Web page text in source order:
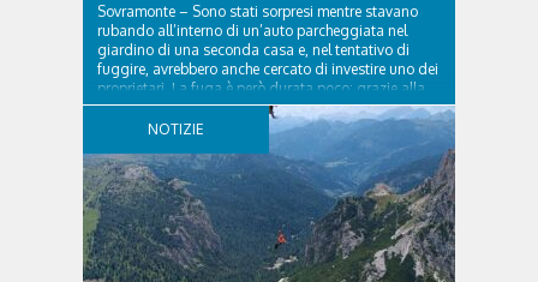
Sovramonte – Sono stati sorpresi mentre stavano
rubando all’interno di un’auto parcheggiata nel
giardino di una seconda casa e, nel tentativo di
fuggire, avrebbero anche cercato di investire uno dei
proprietari. La fuga è però durata poco: grazie alla
tempestiva chiamata al 112 e all’intervento...
NOTIZIE